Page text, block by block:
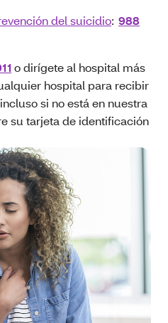
del suicidio: 988
o dirígete al hospital más
hospital para recibir
si no está en nuestra
su tarjeta de identificación